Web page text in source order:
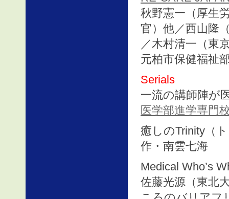
秋野憲一（厚生
官）他／西山隆
／木村清一（東
元柏市保健福祉
Serials
一流の講師陣が
医学部進学専門
癒しのTrinity（
作・南雲七海
Medical Who’s
佐藤光源（東北